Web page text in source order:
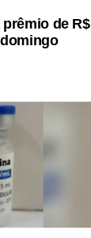
de R$